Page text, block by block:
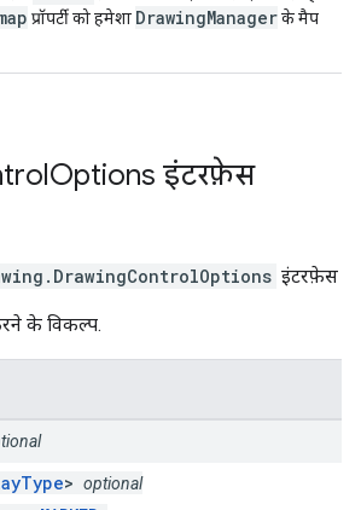
प्रॉपर्टी को हमेशा DrawingManagerके मैप
Options इंटरफ़ेस
. DrawingControlOptions इंटरफ़ेस
के विकल्प.
> optional